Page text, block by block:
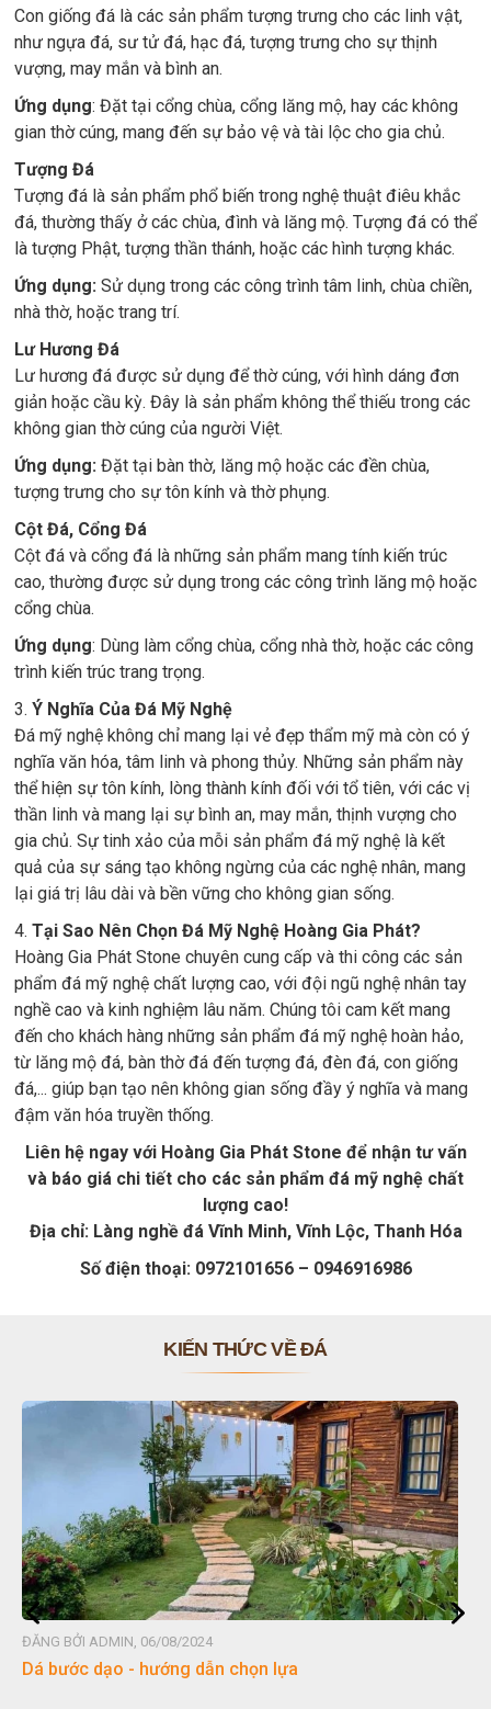
Con giống đá là các sản phẩm tượng trưng cho các linh vật,
như ngựa đá, sư tử đá, hạc đá, tượng trưng cho sự thịnh
vượng, may mắn và bình an.
Ứng dụng: Đặt tại cổng chùa, cổng lăng mộ, hay các không
gian thờ cúng, mang đến sự bảo vệ và tài lộc cho gia chủ.
Tượng Đá
Tượng đá là sản phẩm phổ biến trong nghệ thuật điêu khắc
đá, thường thấy ở các chùa, đình và lăng mộ. Tượng đá có thể
là tượng Phật, tượng thần thánh, hoặc các hình tượng khác.
Ứng dụng: Sử dụng trong các công trình tâm linh, chùa chiền,
nhà thờ, hoặc trang trí.
Lư Hương Đá
Lư hương đá được sử dụng để thờ cúng, với hình dáng đơn
giản hoặc cầu kỳ. Đây là sản phẩm không thể thiếu trong các
không gian thờ cúng của người Việt.
Ứng dụng: Đặt tại bàn thờ, lăng mộ hoặc các đền chùa,
tượng trưng cho sự tôn kính và thờ phụng.
Cột Đá, Cổng Đá
Cột đá và cổng đá là những sản phẩm mang tính kiến trúc
cao, thường được sử dụng trong các công trình lăng mộ hoặc
cổng chùa.
Ứng dụng: Dùng làm cổng chùa, cổng nhà thờ, hoặc các công
trình kiến trúc trang trọng.
3. Ý Nghĩa Của Đá Mỹ Nghệ
Đá mỹ nghệ không chỉ mang lại vẻ đẹp thẩm mỹ mà còn có ý
nghĩa văn hóa, tâm linh và phong thủy. Những sản phẩm này
thể hiện sự tôn kính, lòng thành kính đối với tổ tiên, với các vị
thần linh và mang lại sự bình an, may mắn, thịnh vượng cho
gia chủ. Sự tinh xảo của mỗi sản phẩm đá mỹ nghệ là kết
quả của sự sáng tạo không ngừng của các nghệ nhân, mang
lại giá trị lâu dài và bền vững cho không gian sống.
4. Tại Sao Nên Chọn Đá Mỹ Nghệ Hoàng Gia Phát?
Hoàng Gia Phát Stone chuyên cung cấp và thi công các sản
phẩm đá mỹ nghệ chất lượng cao, với đội ngũ nghệ nhân tay
nghề cao và kinh nghiệm lâu năm. Chúng tôi cam kết mang
đến cho khách hàng những sản phẩm đá mỹ nghệ hoàn hảo,
từ lăng mộ đá, bàn thờ đá đến tượng đá, đèn đá, con giống
đá,... giúp bạn tạo nên không gian sống đầy ý nghĩa và mang
đậm văn hóa truyền thống.
Liên hệ ngay với Hoàng Gia Phát Stone để nhận tư vấn
và báo giá chi tiết cho các sản phẩm đá mỹ nghệ chất
lượng cao!
Địa chỉ: Làng nghề đá Vĩnh Minh, Vĩnh Lộc, Thanh Hóa
Số điện thoại: 0972101656 – 0946916986
KIẾN THỨC VỀ ĐÁ
ĐĂNG BỞI ADMIN, 06/08/2024
Đá non bộ - cách lựa chọn non bộ đẹp